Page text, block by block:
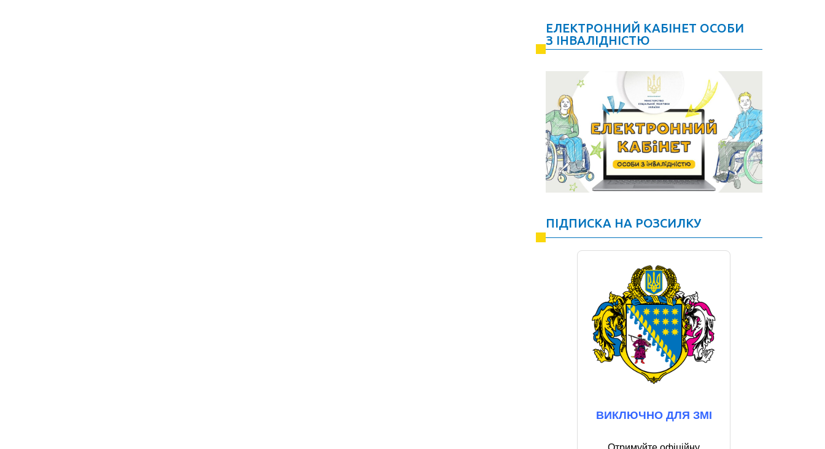
ЕЛЕКТРОННИЙ КАБІНЕТ ОСОБИ
З ІНВАЛІДНІСТЮ
ПІДПИСКА НА РОЗСИЛКУ
ВИКЛЮЧНО ДЛЯ ЗМІ